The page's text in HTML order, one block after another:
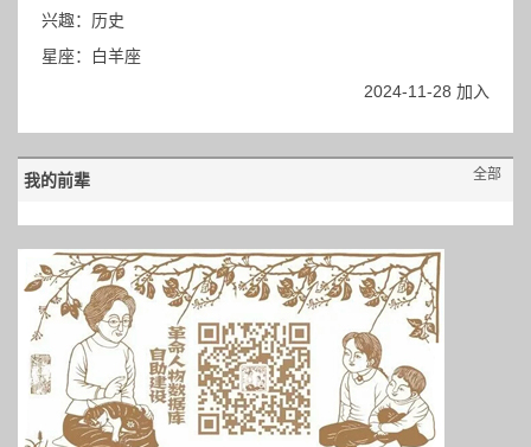
兴趣：历史
星座：白羊座
2024-11-28 加入
我的前辈 全部